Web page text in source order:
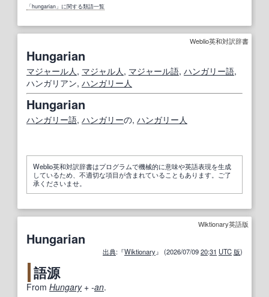
「hungarian」に関する類語一覧
Weblio英和対訳辞書
Hungarian
マジャール人, マジャル人, マジャール語, ハンガリー語,
ハンガリアン, ハンガリー人
Hungarian
ハンガリー語, ハンガリーの, ハンガリー人
Weblio英和対訳辞書はプログラムで機械的に意味や英語表現を生成
しているため、不適切な項目が含まれていることもあります。ご了
承くださいませ。
Wiktionary英語版
Hungarian
出典:『Wiktionary』 (2026/07/0920:31 UTC 版)
語源
From Hungary+‎ -an.